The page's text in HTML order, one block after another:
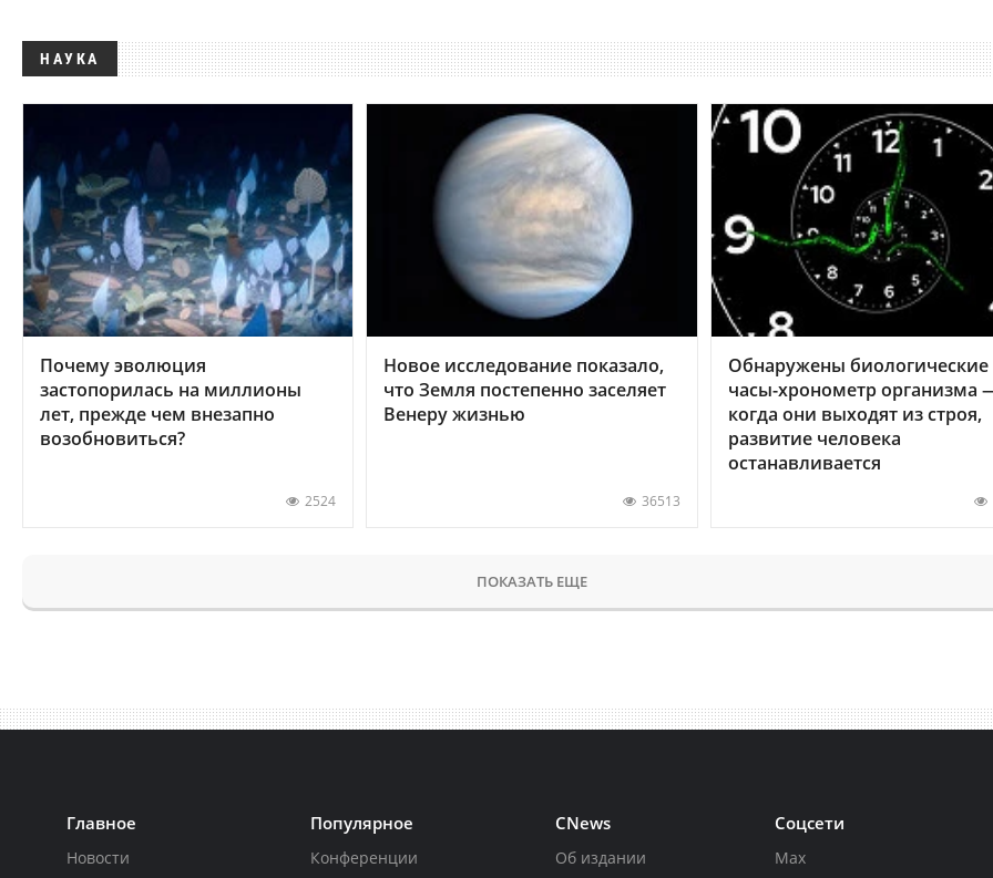
НАУКА
Почему эволюция
застопорилась на миллионы
лет, прежде чем внезапно
возобновиться?
2524
Новое исследование показало,
что Земля постепенно заселяет
Венеру жизнью
36513
Обнаружены биологические
часы-хронометр организма
когда они выходят из строя,
развитие человека
останавливается
ПОКАЗАТЬ ЕЩЕ
Главное
Новости
Популярное
Конференции
CNews
Об издании
Соцсети
Max